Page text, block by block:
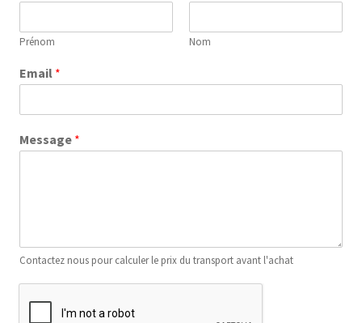
Prénom Nom
Email *
Message *
Contactez nous pour calculer le prix du transport avant l'achat